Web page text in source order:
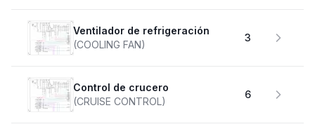
Ventilador de refrigeración
(COOLING FAN)
3
Control de crucero
(CRUISE CONTROL)
6